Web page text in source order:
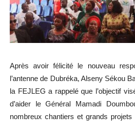
Après avoir félicité le nouveau
l’antenne de Dubréka, Alseny Sékou
la FEJLEG a rappelé que l’objectif
d’aider le Général Mamadi
nombreux chantiers et grands